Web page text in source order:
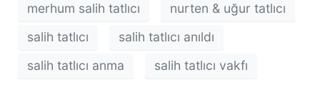
merhum salih tatlıcı
nurten & uğur tatlıcı
salih tatlıcı
salih tatlıcı anıldı
salih tatlıcı anma
salih tatlıcı vakfı